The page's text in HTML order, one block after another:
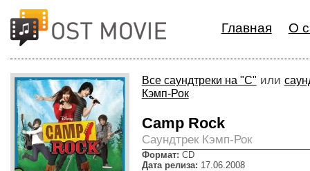
Главная О
Все саундтреки на "C" или
Кэмп-Рок
Camp Rock
Cаундтрек Кэмп-Рок
Формат: CD
Дата релиза: 17.06.2008